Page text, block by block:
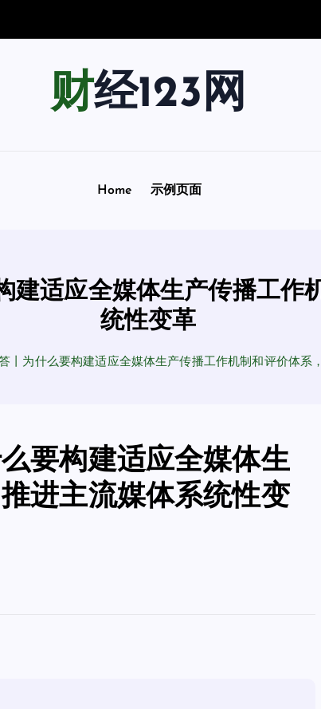
财经123网
Home 示例页面
建适应全媒体生产传播工作
统性变革
丨为什么要构建适应全媒体生产传播工作机制和评价体系
要构建适应全媒体生
进主流媒体系统性变